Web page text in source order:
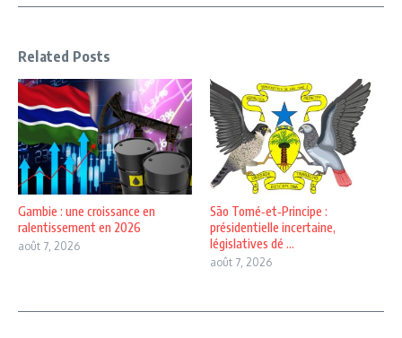
Related Posts
Gambie : une croissance en
ralentissement en 2026
août 7, 2026
São Tomé‑et‑Principe :
présidentielle incertaine,
législatives dé ...
août 7, 2026